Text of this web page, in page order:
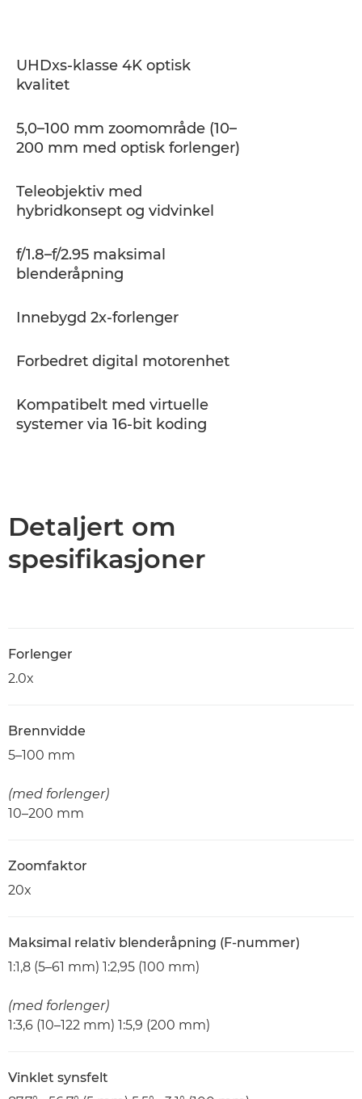
UHDxs-klasse 4K optisk
kvalitet
5,0–100 mm zoomområde (10–
200 mm med optisk forlenger)
Teleobjektiv med
hybridkonsept og vidvinkel
f/1.8–f/2.95 maksimal
blenderåpning
Innebygd 2x-forlenger
Forbedret digital motorenhet
Kompatibelt med virtuelle
systemer via 16-bit koding
Detaljert om
spesifikasjoner
Forlenger
2.0x
Brennvidde
5–100 mm
(med forlenger)
10–200 mm
Zoomfaktor
20x
Maksimal relativ blenderåpning (F-nummer)
1:1,8 (5–61 mm) 1:2,95 (100 mm)
(med forlenger)
1:3,6 (10–122 mm) 1:5,9 (200 mm)
Vinklet synsfelt